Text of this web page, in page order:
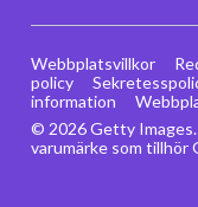
© 2026 Getty
varumärke som tillhör
Webbplatsvillkor
policy
information